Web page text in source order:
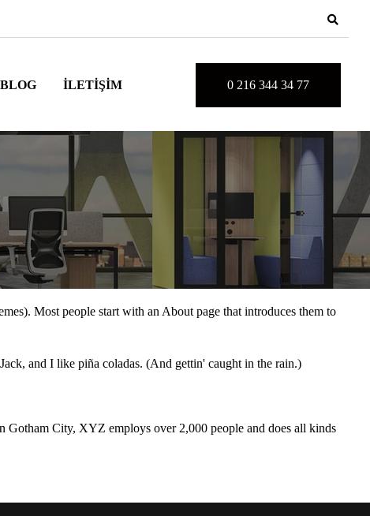
BLOG İLETIŞIM 0 216 344 34 77
Most people start with an About page that introduces them to
and I like piña coladas. (And gettin' caught in the rain.)
City, XYZ employs over 2,000 people and does all kinds